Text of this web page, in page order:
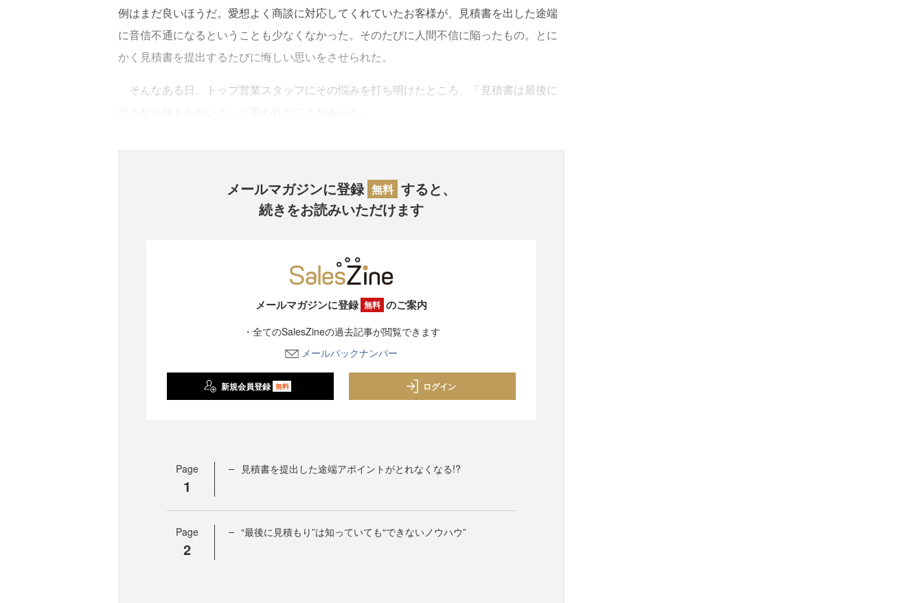
例はまだ良いほうだ。愛想よく商談に対応してくれていたお客様が、見積書を出した途端
に音信不通になるということも少なくなかった。そのたびに人間不信に陥ったもの。とに
かく見積書を提出するたびに悔しい思いをさせられた。
そんなある日、トップ営業スタッフにその悩みを打ち明けたところ、「見積書は最後に
メールマガジンに登録 無料 すると、
続きをお読みいただけます
メールマガジンに登録 無料 のご案内
・全てのSalesZineの過去記事が閲覧できます
メールバックナンバー
新規会員登録 無料 ログイン
Page
1
見積書を提出した途端アポイントがとれなくなる!?
Page
2
“最後に見積もり”は知っていても“できないノウハウ”